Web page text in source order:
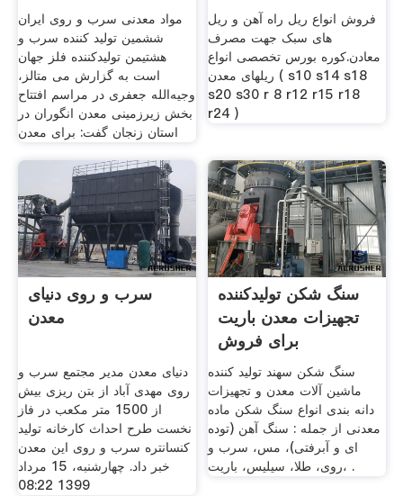
مواد معدنی سرب و روی ایران
ششمین تولید کننده سرب و
هشتیمن تولیدکننده فلز جهان
است به گزارش می متالز،
وجیه‌الله جعفری در مراسم افتتاح
بخش زیرزمینی معدن انگوران در
استان زنجان گفت: برای معدن
فروش انواع ریل راه آهن و ریل
های سبک جهت مصرف
معادن.کوره بورس تخصصی انواع
ریلهای معدن ( s10 s14 s18
s20 s30 r 8 r12 r15 r18
r24 )
سرب و روی دنیای
معدن
دنیای معدن مدیر مجتمع سرب و
روی مهدی آباد از بتن ریزی بیش
از 1500 متر مکعب در فاز
نخست طرح احداث کارخانه تولید
کنسانتره سرب و روی این معدن
خبر داد. چهارشنبه، 15 مرداد
1399 08:22
سنگ شکن تولیدکننده
تجهیزات معدن باریت
برای فروش
سنگ شکن سهند تولید کننده
ماشین آلات معدن و تجهیزات
دانه بندی انواع سنگ شکن ماده
معدنی از جمله : سنگ آهن (توده
ای و آبرفتی)، مس، سرب و
روی، طلا، سیلیس، باریت، .